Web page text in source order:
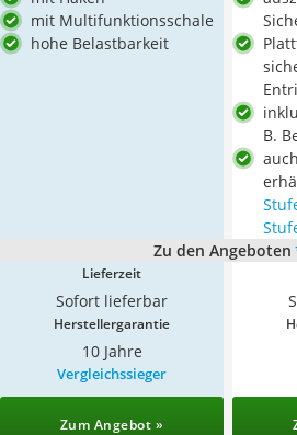
mit Multifunktionsschale
hohe Belastbarkeit
B.
Zu den Angeboten
Lieferzeit
Sofort lieferbar
Herstellergarantie
10 Jahre
Vergleichssieger
Zum Angebot »